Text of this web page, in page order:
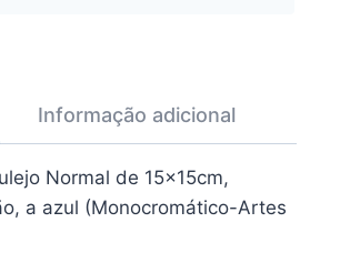
Informação adicional
Normal de 15x15cm,
a azul (Monocromático-Artes